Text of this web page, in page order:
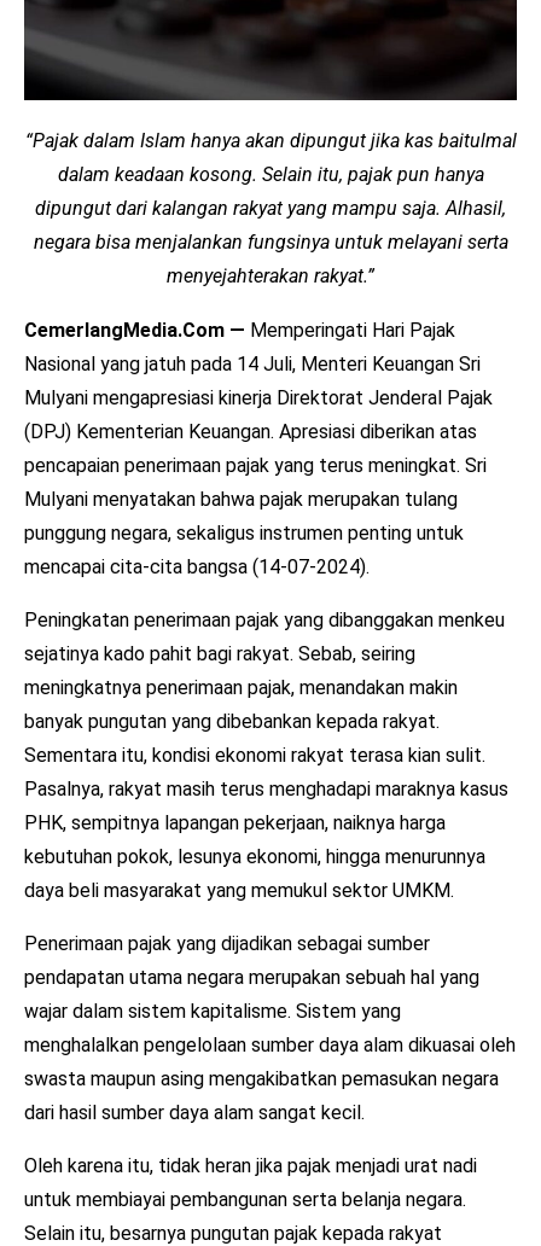
“Pajak dalam Islam hanya akan dipungut jika kas baitulmal
dalam keadaan kosong. Selain itu, pajak pun hanya
dipungut dari kalangan rakyat yang mampu saja. Alhasil,
negara bisa menjalankan fungsinya untuk melayani serta
menyejahterakan rakyat.”
CemerlangMedia.Com — Memperingati Hari Pajak
Nasional yang jatuh pada 14 Juli, Menteri Keuangan Sri
Mulyani mengapresiasi kinerja Direktorat Jenderal Pajak
(DPJ) Kementerian Keuangan. Apresiasi diberikan atas
pencapaian penerimaan pajak yang terus meningkat. Sri
Mulyani menyatakan bahwa pajak merupakan tulang
punggung negara, sekaligus instrumen penting untuk
mencapai cita-cita bangsa (14-07-2024).
Peningkatan penerimaan pajak yang dibanggakan menkeu
sejatinya kado pahit bagi rakyat. Sebab, seiring
meningkatnya penerimaan pajak, menandakan makin
banyak pungutan yang dibebankan kepada rakyat.
Sementara itu, kondisi ekonomi rakyat terasa kian sulit.
Pasalnya, rakyat masih terus menghadapi maraknya kasus
PHK, sempitnya lapangan pekerjaan, naiknya harga
kebutuhan pokok, lesunya ekonomi, hingga menurunnya
daya beli masyarakat yang memukul sektor UMKM.
Penerimaan pajak yang dijadikan sebagai sumber
pendapatan utama negara merupakan sebuah hal yang
wajar dalam sistem kapitalisme. Sistem yang
menghalalkan pengelolaan sumber daya alam dikuasai oleh
swasta maupun asing mengakibatkan pemasukan negara
dari hasil sumber daya alam sangat kecil.
Oleh karena itu, tidak heran jika pajak menjadi urat nadi
untuk membiayai pembangunan serta belanja negara.
Selain itu, besarnya pungutan pajak kepada rakyat